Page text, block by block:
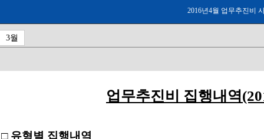
2016년4월 업무추진비
3월